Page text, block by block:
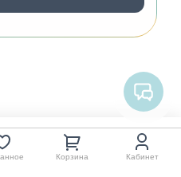
Корзина Кабинет